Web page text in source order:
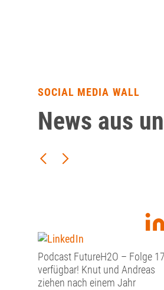
SOCIAL MEDIA WALL
News aus
Podcast FutureH2O – Folge 17
verfügbar! Knut und Andreas
ziehen nach einem Jahr